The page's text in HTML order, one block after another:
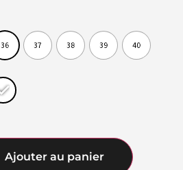
36 37 38 39 40
Ajouter au panier